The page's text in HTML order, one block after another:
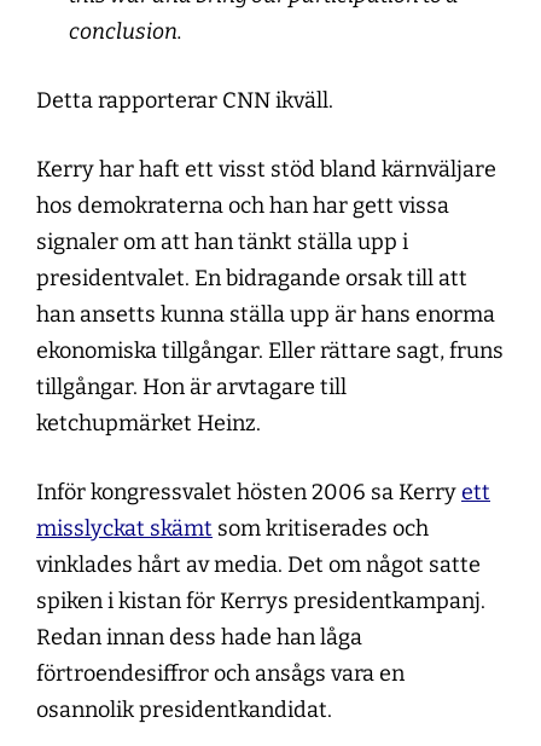
conclusion.
Detta rapporterar CNN ikväll.
Kerry har haft ett visst stöd bland kärnväljare
hos demokraterna och han har gett vissa
signaler om att han tänkt ställa upp i
presidentvalet. En bidragande orsak till att
han ansetts kunna ställa upp är hans enorma
ekonomiska tillgångar. Eller rättare sagt, fruns
tillgångar. Hon är arvtagare till
ketchupmärket Heinz.
Inför kongressvalet hösten 2006 sa Kerryett
misslyckat skämt som kritiserades och
vinklades hårt av media. Det om något satte
spiken i kistan för Kerrys presidentkampanj.
Redan innan dess hade han låga
förtroendesiffror och ansågs vara en
osannolik presidentkandidat.